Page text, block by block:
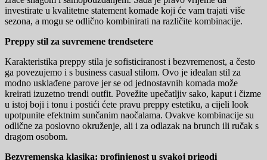
investirate u kvalitetne statement komade koji će vam trajati više
sezona, a mogu se odlično kombinirati na različite kombinacije.
Preppy stil za suvremene trendsetere
Karakteristika preppy stila je sofisticiranost i bezvremenost, a često
ga povezujemo i s business casual stilom. Ovo je idealan stil za
modno usklađene parove jer se od jednostavnih komada može
kreirati izuzetno trendi outfit. Povežite upečatljiv sako, kaput i čizme
u istoj boji i tonu i postići ćete pravu preppy estetiku, a cijeli look
upotpunite efektnim sunčanim naočalama. Ovakve kombinacije su
odlične za poslovno okruženje, ali i za odlazak na brunch ili ručak s
dragom osobom.
Bezvremenska klasika: profinjenost u svakoj prigodi